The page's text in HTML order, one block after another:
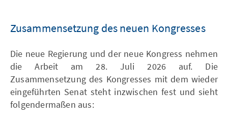
Zusammensetzung des neuen Kongresses
Die neue Regierung und der neue Kongress nehmen
die Arbeit am 28. Juli 2026 auf. Die
Zusammensetzung des Kongresses mit dem wieder
eingeführten Senat steht inzwischen fest und sieht
folgendermaßen aus: